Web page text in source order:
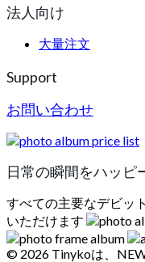
法人向け
大量注文
Support
お問い合わせ
日常の瞬間をハッピ
すべての主要なデビッ
いただけます
© 2026 Tinykoは、